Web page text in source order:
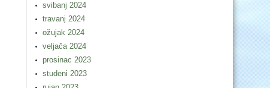
svibanj 2024
travanj 2024
ožujak 2024
veljača 2024
prosinac 2023
studeni 2023